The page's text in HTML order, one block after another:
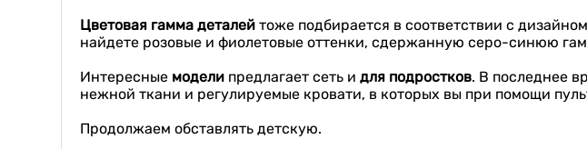
Цветовая гамма деталей тоже подбирается в соответствии с
найдете розовые и фиолетовые оттенки, сдержанную серо-синюю
Интересные модели предлагает сеть и для подростков. В последнее
нежной ткани и регулируемые кровати, в которых вы при помощи
Продолжаем обставлять детскую.